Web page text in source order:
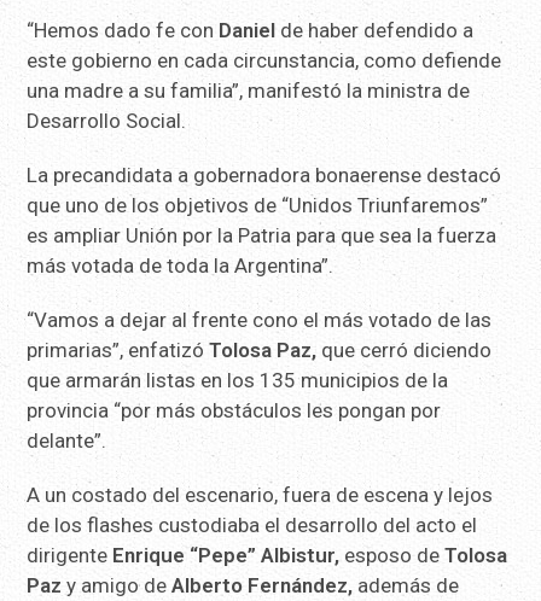
“Hemos dado fe con Daniel de haber defendido a
este gobierno en cada circunstancia, como defiende
una madre a su familia”, manifestó la ministra de
Desarrollo Social.
La precandidata a gobernadora bonaerense destacó
que uno de los objetivos de “Unidos Triunfaremos”
es ampliar Unión por la Patria para que sea la fuerza
más votada de toda la Argentina”.
“Vamos a dejar al frente cono el más votado de las
primarias”, enfatizóTolosa Paz, que cerró diciendo
que armarán listas en los 135 municipios de la
provincia “por más obstáculos les pongan por
delante”.
A un costado del escenario, fuera de escena y lejos
de los flashes custodiaba el desarrollo del acto el
dirigente Enrique “Pepe” Albistur, esposo deTolosa
Paz y amigo deAlberto Fernández, además de